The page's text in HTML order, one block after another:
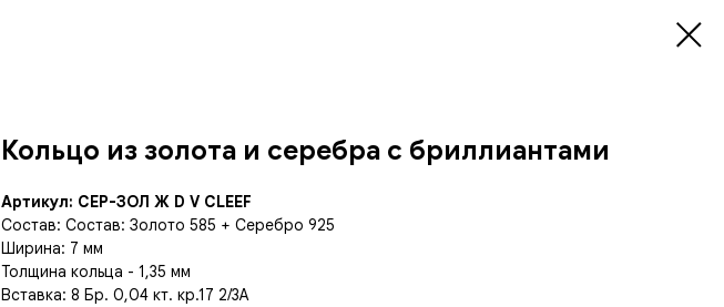
Кольцо из золота и серебра с бриллиантами
Артикул: СЕР-ЗОЛ Ж D V CLEEF
Состав: Состав: Золото 585 + Серебро 925
Ширина: 7 мм
Толщина кольца - 1,35 мм
Вставка: 8 Бр. 0,04 кт. кр.17 2/3A